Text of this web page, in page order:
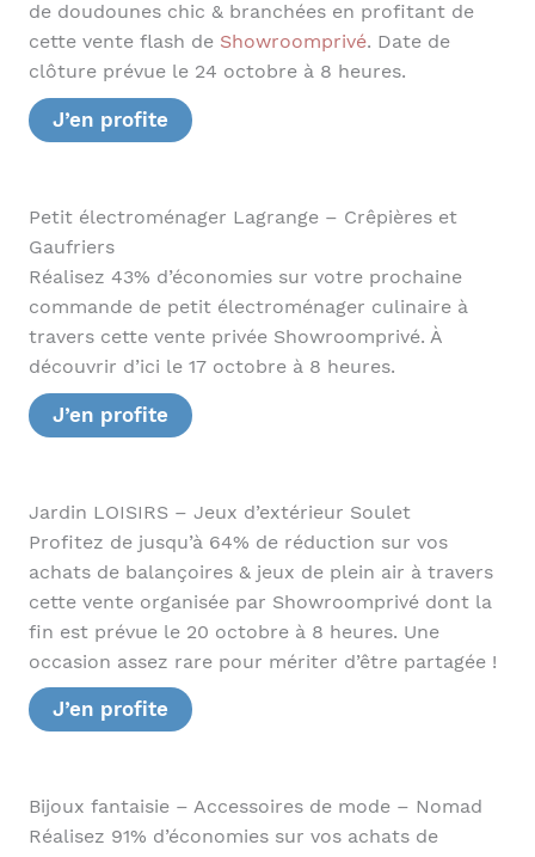
de doudounes chic & branchées en profitant de
cette vente flash de Showroomprivé. Date de
clôture prévue le 24 octobre à 8 heures.
J’en profite
Petit électroménager Lagrange – Crêpières et
Gaufriers
Réalisez 43% d’économies sur votre prochaine
commande de petit électroménager culinaire à
travers cette vente privée Showroomprivé. À
découvrir d’ici le 17 octobre à 8 heures.
J’en profite
Jardin LOISIRS – Jeux d’extérieur Soulet
Profitez de jusqu’à 64% de réduction sur vos
achats de balançoires & jeux de plein air à travers
cette vente organisée par Showroomprivé dont la
fin est prévue le 20 octobre à 8 heures. Une
occasion assez rare pour mériter d’être partagée !
J’en profite
Bijoux fantaisie – Accessoires de mode – Nomad
Réalisez 91% d’économies sur vos achats de